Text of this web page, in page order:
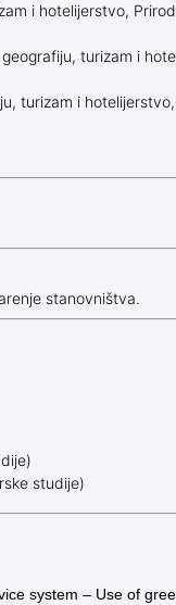
i hotelijerstvo,
turizam i
turizam i
stanovništva.
studije)
system – Use of